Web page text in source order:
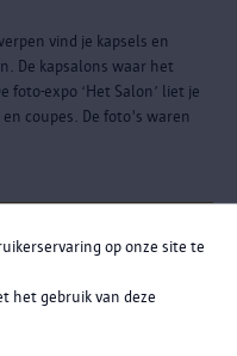
op onze site te
het gebruik van deze
vind je kapsels en
De kapsalons waar het
foto-expo ‘Het Salon’ liet je
coupes. De foto's waren